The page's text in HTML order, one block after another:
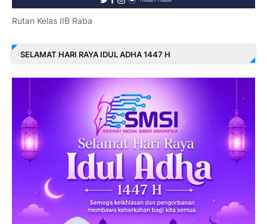
Rutan Kelas IIB Raba
SELAMAT HARI RAYA IDUL ADHA 1447 H